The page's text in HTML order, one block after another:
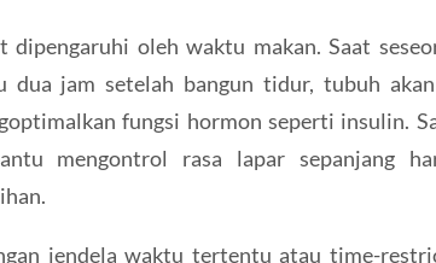
dipengaruhi oleh waktu makan. Saat
dua jam setelah bangun tidur, tubuh
fungsi hormon seperti insulin.
mengontrol rasa lapar sepanjang
jendela waktu tertentu atau time-